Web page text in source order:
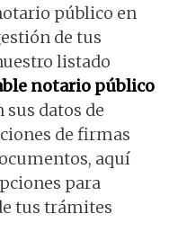
público en
de tus
listado
notario público
sus datos de
de firmas
aquí
para
tus trámites